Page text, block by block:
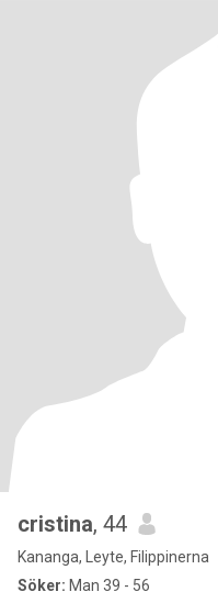
cristina, 44
Kananga, Leyte, Filippinerna
Söker: Man 39 - 56